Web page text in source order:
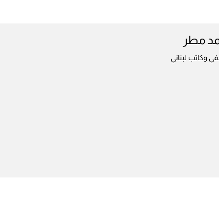
مطر
وكاتب لبناني